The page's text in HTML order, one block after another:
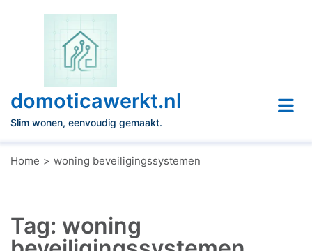
domoticawerkt.nl
Slim wonen, eenvoudig gemaakt.
Home woning beveiligingssystemen
Tag: woning